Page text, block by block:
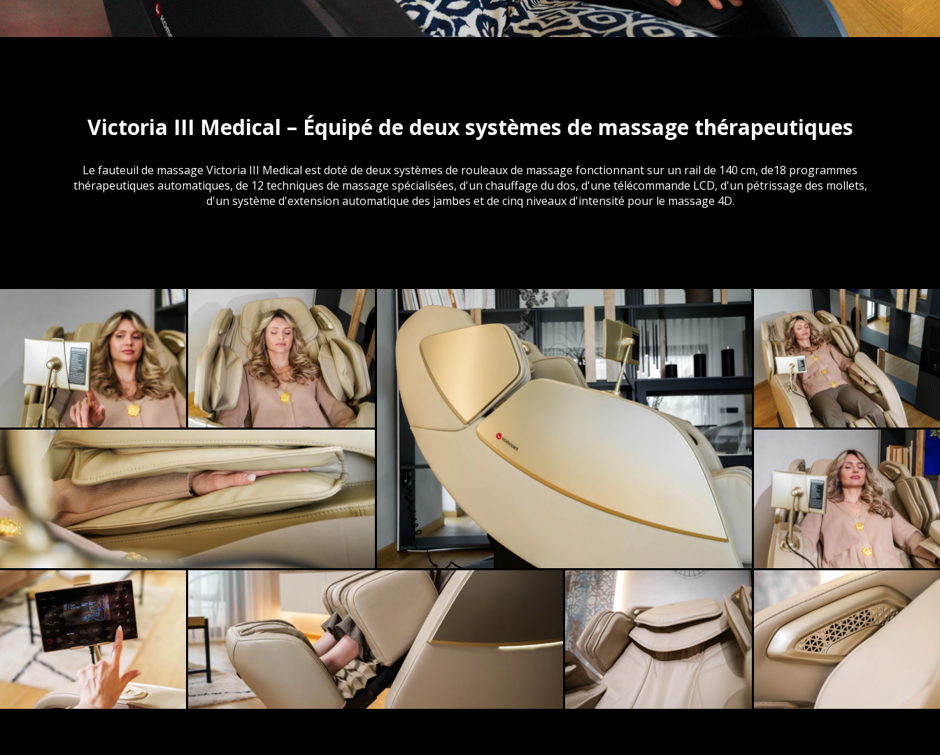
Victoria III Medical – Équipé de deux systèmes de massage thérapeutiques
Le fauteuil de massage Victoria III Medical est doté de deux systèmes de rouleaux de massage fonctionnant sur un rail de 140 cm, de18 programmes
thérapeutiques automatiques, de 12 techniques de massage spécialisées, d'un chauffage du dos, d'une télécommande LCD, d'un pétrissage des mollets,
d'un système d'extension automatique des jambes et de cinq niveaux d'intensité pour le massage 4D.